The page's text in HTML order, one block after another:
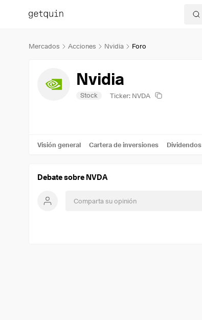
Mercados Acciones Nvidia Foro
Nvidia
Stock Ticker: NVDA
Visión general Cartera de inversiones Dividendos
Debate sobre NVDA